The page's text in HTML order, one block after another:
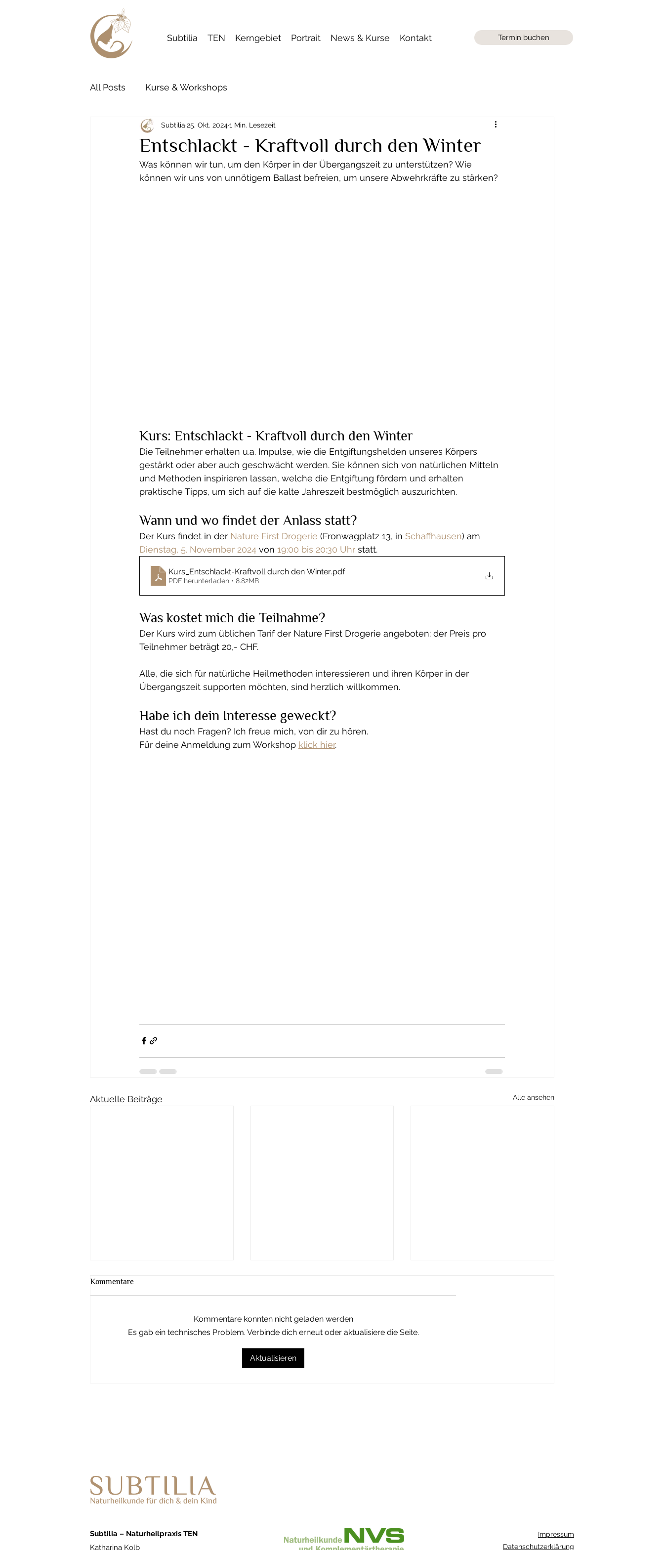
Subtilia TEN Kerngebiet Portrait News & Kurse Kontakt Termin buchen
All Posts Kurse & Workshops
Entschlackt - Kraftvoll durch den Winter
Subtilia 25. Okt. 20241 Min. Lesezeit
Was können wir tun, um den Körper in der Übergangszeit zu unterstützen? Wie
können wir uns von unnötigem Ballast befreien, um unsere Abwehrkräfte zu stärken?
Kurs: Entschlackt - Kraftvoll durch den Winter
Die Teilnehmer erhalten u.a. Impulse, wie die Entgiftungshelden unseres Körpers
gestärkt oder aber auch geschwächt werden. Sie können sich von natürlichen Mitteln
und Methoden inspirieren lassen, welche die Entgiftung fördern und erhalten
praktische Tipps, um sich auf die kalte Jahreszeit bestmöglich auszurichten.
Wann und wo findet der Anlass statt?
Der Kurs findet in der Nature First Drogerie (Fronwagplatz 13, in Schaffhausen) am
Dienstag, 5. November 2024 von 19:00 bis 20:30 Uhr statt.
Kurs_Entschlackt-Kraftvoll durch den Winter.pdf
PDF herunterladen • 8.82MB
Was kostet mich die Teilnahme?
Der Kurs wird zum üblichen Tarif der Nature First Drogerie angeboten: der Preis pro
Teilnehmer beträgt 20,- CHF.
Alle, die sich für natürliche Heilmethoden interessieren und ihren Körper in der
Übergangszeit supporten möchten, sind herzlich willkommen.
Habe ich dein Interesse geweckt?
Hast du noch Fragen? Ich freue mich, von dir zu hören.
Für deine Anmeldung zum Workshop klick hier.
Aktuelle Beiträge Alle ansehen
Rückbildung nach Kindsverlust
Kommentare
Kommentare konnten nicht geladen werden
Es gab ein technisches Problem. Verbinde dich erneut oder aktualisiere die Seite.
Aktualisieren
Subtilia – Naturheilpraxis TEN
Katharina Kolb
Impressum
Datenschutzerklärung